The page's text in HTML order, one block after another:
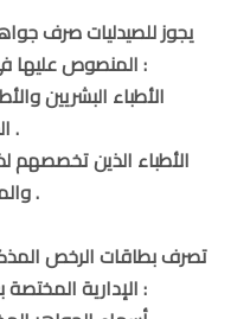
يجوز للصيدليات صرف
المنصوص عليها فى المواد التالية للأشخاص الآتين :
الحائزين على دبلوم أو بكالوريوس .
والمستوصفات التى ليس بها صيادلة .
تصرف بطاقات الرخص
الإدارية المختصة بعد تقديم طلب يبين فيه ما يأتى :